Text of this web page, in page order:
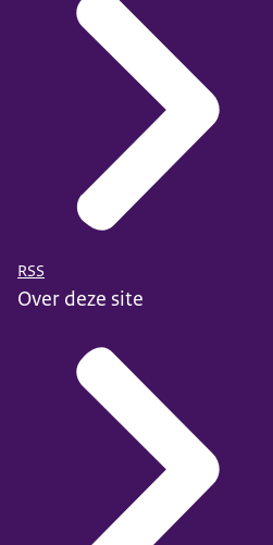
RSS
Over deze site